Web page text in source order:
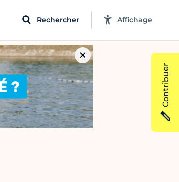
Rechercher Affichage
Contribuer